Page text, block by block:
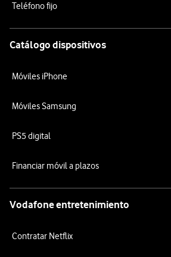
Teléfono fijo
Catálogo dispositivos
Móviles iPhone
Móviles Samsung
PS5 digital
Financiar móvil a plazos
Vodafone entretenimiento
Contratar Netflix